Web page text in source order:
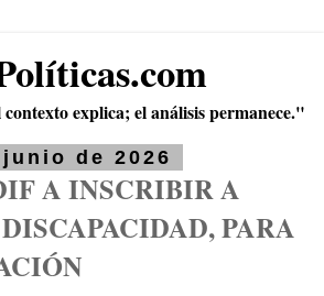
explica; el análisis permanece."
de 2026
A INSCRIBIR A
PARA